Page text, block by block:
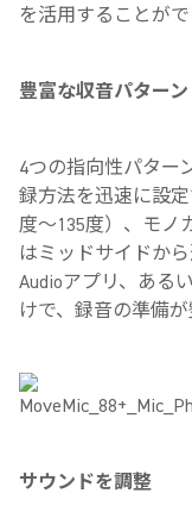
を活用することがで
豊富な収音パターン
4つの指向性パター
録方法を迅速に設
度〜135度）、モノ
はミッドサイドか
Audioアプリ、ある
けで、録音の準備が
サウンドを調整